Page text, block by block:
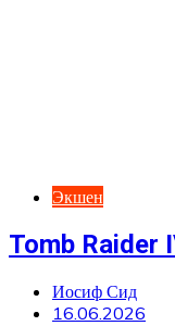
Экшен
Tomb Raider
Иосиф Сид
16.06.2026